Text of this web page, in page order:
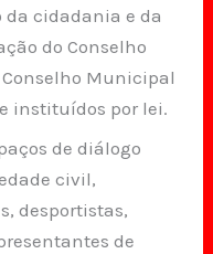
cidadania e da
do Conselho
Municipal
instituídos por lei.
de diálogo
civil,
desportistas,
de